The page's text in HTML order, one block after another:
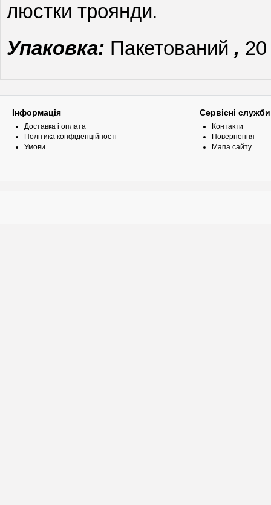
люстки троянди.
Упаковка: Пакетований , 20
Інформація
Доставка і оплата
Політика конфіденційності
Умови
Сервісні служби
Контакти
Повернення
Мапа сайту